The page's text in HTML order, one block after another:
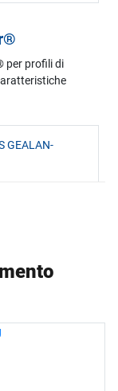
per profili di
GEALAN-